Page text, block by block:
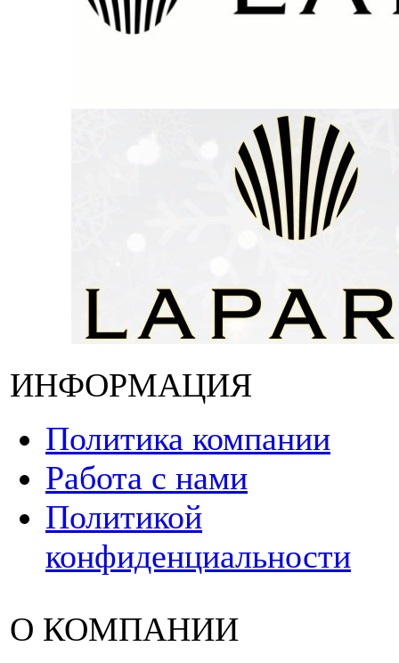
ИНФОРМАЦИЯ
Политика компании
Работа с нами
Политикой
конфиденциальности
О КОМПАНИИ